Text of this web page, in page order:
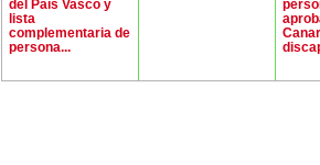
del País Vasco y
lista
complementaria de
persona...